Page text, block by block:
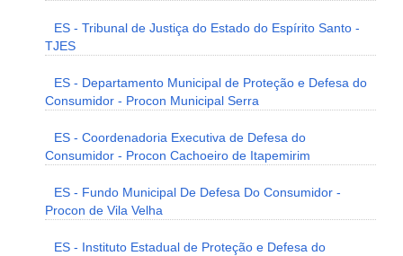
ES - Tribunal de Justiça do Estado do Espírito Santo -
TJES
ES - Departamento Municipal de Proteção e Defesa do
Consumidor - Procon Municipal Serra
ES - Coordenadoria Executiva de Defesa do
Consumidor - Procon Cachoeiro de Itapemirim
ES - Fundo Municipal De Defesa Do Consumidor -
Procon de Vila Velha
ES - Instituto Estadual de Proteção e Defesa do